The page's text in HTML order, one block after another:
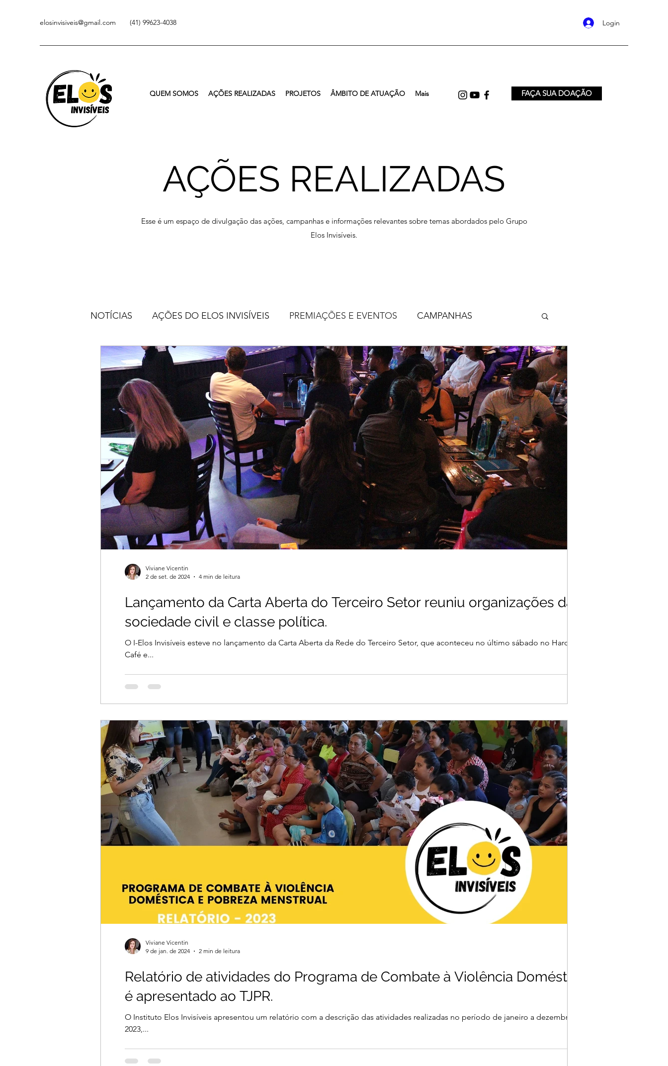
elosinvisiveis@gmail.com (41) 99623-4038 Login
QUEM SOMOS AÇÕES REALIZADAS PROJETOS ÂMBITO DE ATUAÇÃO Mais FAÇA SUA DOAÇÃO
AÇÕES REALIZADAS
Esse é um espaço de divulgação das ações, campanhas e informações relevantes sobre temas abordados pelo Grupo
Elos Invisíveis.
NOTÍCIAS AÇÕES DO ELOS INVISÍVEIS PREMIAÇÕES E EVENTOS CAMPANHAS
INFORMAÇÕES DE UTILIDADE PÚBLICA
Lançamento da Carta Aberta do Terceiro Setor reuniu organizações da
sociedade civil e classe política.
O I-Elos Invisíveis esteve no lançamento da Carta Aberta da Rede do Terceiro Setor, que aconteceu no último sábado no Hard Rock
Café e...
Viviane Vicentin
2 de set. de 2024
4 min de leitura
Relatório de atividades do Programa de Combate à Violência Doméstica
é apresentado ao TJPR.
O Instituto Elos Invisíveis apresentou um relatório com a descrição das atividades realizadas no período de janeiro a dezembro de
2023,...
Viviane Vicentin
9 de jan. de 2024
2 min de leitura